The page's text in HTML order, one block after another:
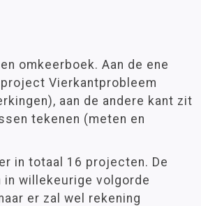
omkeerboek. Aan de ene
Vierkantprobleem
aan de andere kant zit
tekenen (meten en
in totaal 16 projecten. De
in willekeurige volgorde
er zal wel rekening